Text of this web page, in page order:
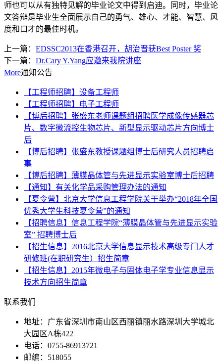
师也可以从有独特见解的毕业论文中得到启迪。同时，毕业论
文答辩是毕业生全面展示自己的勇气、雄心、才能、智慧、风
度和口才的最佳时机。
上一篇： EDSSC2013在香港召开，胡治晋获Best Poster 奖
下一篇： Dr.Cary Y.Yang应邀来我院讲座
More通知公告
【工程师招聘】设备工程师
【工程师招聘】电子工程师
【博后招聘】张盛东老师课题组招聘医学成像传感器芯
片、数字微流控生物芯片、新型显示驱动芯片方向博士
后
【博后招聘】张盛东教授课题组博士后研究人员招聘启
事
【博后招聘】薄膜晶体管与先进显示实验室博士后招聘
【通知】有关化学品采购管理办法的通知
【夏令营】北京大学信息工程学院关于举办“2018年全国
优秀大学生科技夏令营”的通知
【招聘信息】信息工程学院“薄膜晶体管与先进显示实验
室” 招聘博士后
【招生信息】2016北京大学信息显示技术高级专门人才
研修班(在职研究生）招生简章
【招生信息】2015年微电子与固体电子学专业信息显示
技术方向招生简章
联系我们
地址：广东省深圳市南山区西丽镇丽水路深圳大学城北
大园区A栋422
电话：0755-86913721
邮编：518055